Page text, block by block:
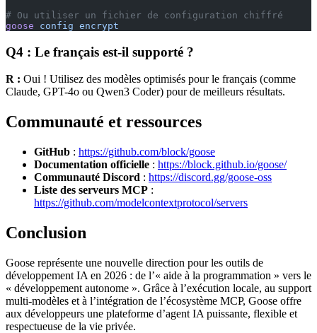
# Ou utiliser un fichier de configuration chiffré
goose config encrypt
Q4 : Le français est-il supporté ?
R : Oui ! Utilisez des modèles optimisés pour le français (comme
Claude, GPT-4o ou Qwen3 Coder) pour de meilleurs résultats.
Communauté et ressources
GitHub : https://github.com/block/goose
Documentation officielle : https://block.github.io/goose/
Communauté Discord : https://discord.gg/goose-oss
Liste des serveurs MCP :
https://github.com/modelcontextprotocol/servers
Conclusion
Goose représente une nouvelle direction pour les outils de
développement IA en 2026 : de l’« aide à la programmation » vers le
« développement autonome ». Grâce à l’exécution locale, au support
multi-modèles et à l’intégration de l’écosystème MCP, Goose offre
aux développeurs une plateforme d’agent IA puissante, flexible et
respectueuse de la vie privée.